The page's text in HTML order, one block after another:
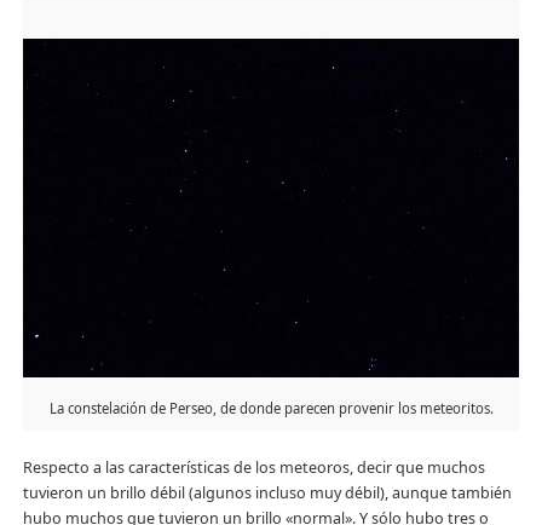
La constelación de Perseo, de donde parecen provenir los meteoritos.
Respecto a las características de los meteoros, decir que muchos
tuvieron un brillo débil (algunos incluso muy débil), aunque también
hubo muchos que tuvieron un brillo «normal». Y sólo hubo tres o